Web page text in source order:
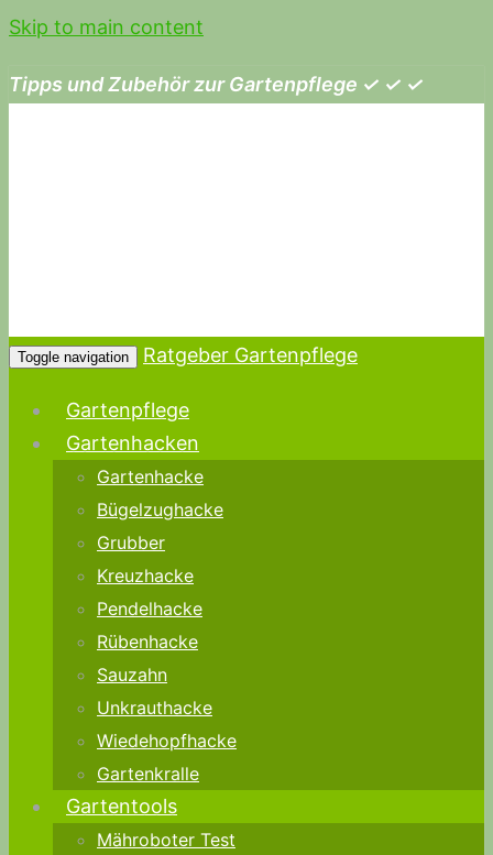
Skip to main content
Tipps und Zubehör zur Gartenpflege ✓ ✓ ✓
Toggle navigation Ratgeber Gartenpflege
Gartenpflege
Gartenhacken
Gartenhacke
Bügelzughacke
Grubber
Kreuzhacke
Pendelhacke
Rübenhacke
Sauzahn
Unkrauthacke
Wiedehopfhacke
Gartenkralle
Gartentools
Mähroboter Test